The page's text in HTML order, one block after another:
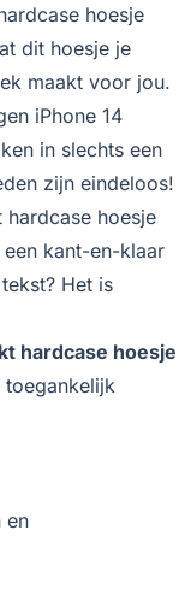
hoesje
dit hoesje je
maakt voor jou.
iPhone 14
in slechts een
zijn eindeloos!
hoesje
kant-en-klaar
Het is
hardcase hoesje
en